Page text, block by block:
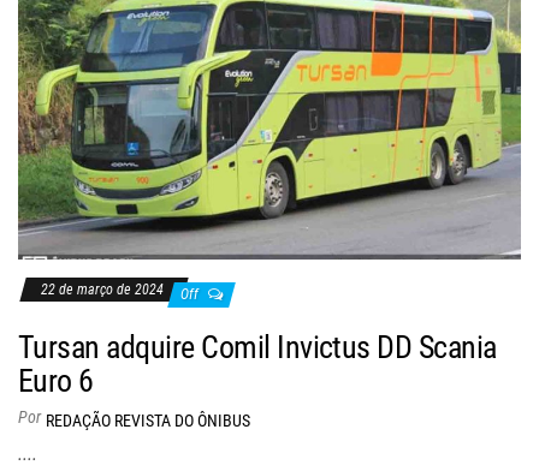
22 de março de 2024 Off
Tursan adquire Comil Invictus DD Scania
Euro 6
Por REDAÇÃO REVISTA DO ÔNIBUS
....